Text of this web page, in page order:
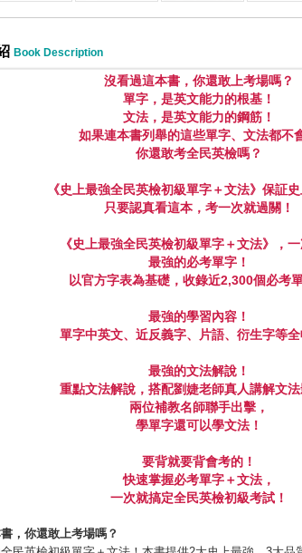
Book Description
沒看過這本書，你還敢上考場嗎？
單字，是英文能力的根基！
文法，是英文能力的鋼筋！
如果連本書列舉的這些單字、文法都不
你還敢考全民英檢嗎？
《史上最強全民英檢初級單字＋文法》 保証史
只要認真看這本，考一次就過關！
《史上最強全民英檢初級單字＋文法》，
最強的必考單字！
以官方字表為基礎，收錄近2,300個必考單
最強的學習內容！
單字中英文、近反義字、片語、衍生字等全
最強的文法解說！
重點文法解說，搭配劉婕老師真人講解文法
兩位補教名師聯手出擊，
學單字還可以學文法！
要背就要背會考的！
快速掌握必考單字＋文法，
一次就搞定全民英檢初級考試！
，你還敢上考場嗎？